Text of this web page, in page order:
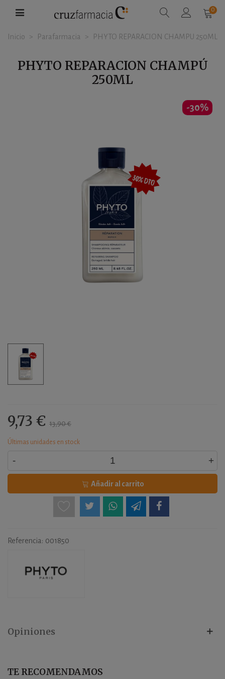
0
Inicio > Parafarmacia > PHYTO REPARACION CHAMPU 250ML
PHYTO REPARACION CHAMPÚ
250ML
-30%
9,73 € 13,90 €
Últimas unidades en stock
- +
Añadir al carrito
Referencia: 001850
Opiniones
TE RECOMENDAMOS